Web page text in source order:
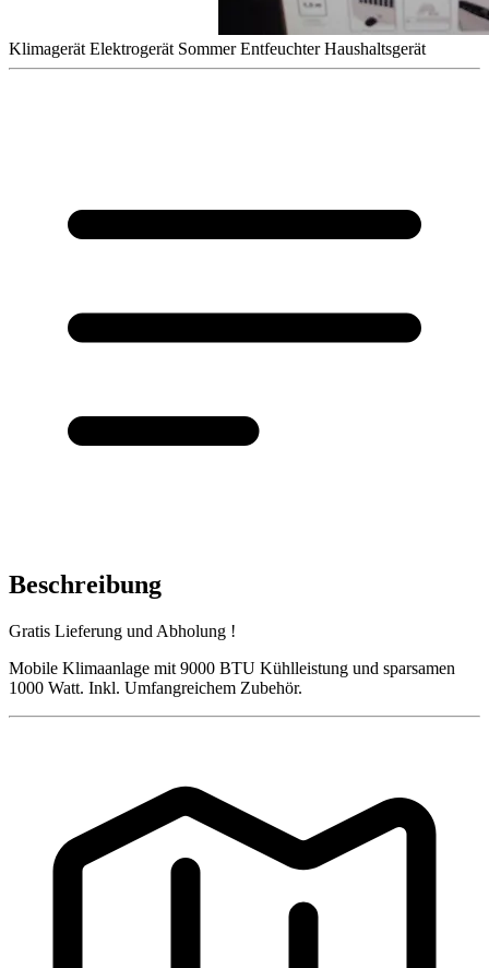
Klimagerät Elektrogerät Sommer Entfeuchter Haushaltsgerät
Beschreibung
Gratis Lieferung und Abholung !
Mobile Klimaanlage mit 9000 BTU Kühlleistung und sparsamen
1000 Watt. Inkl. Umfangreichem Zubehör.